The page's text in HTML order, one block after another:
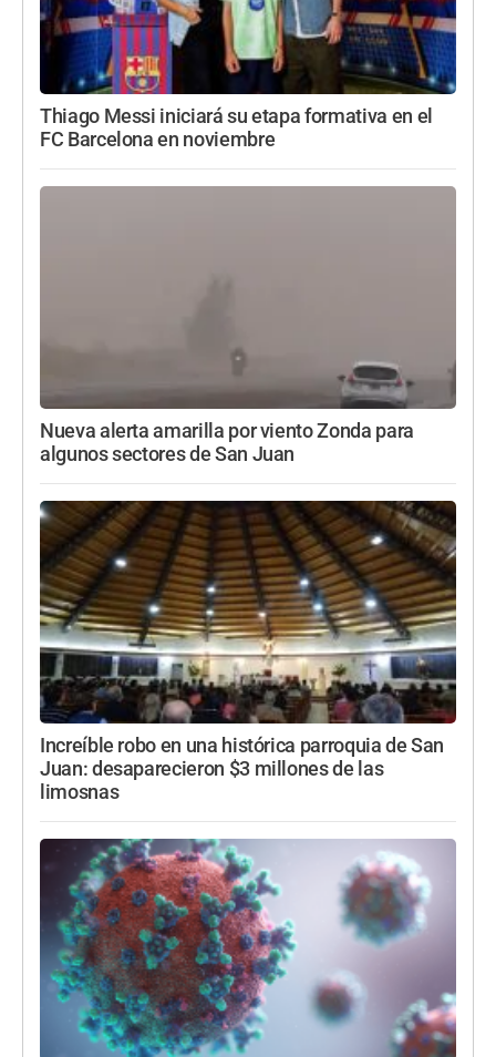
Thiago Messi iniciará su etapa formativa en el
FC Barcelona en noviembre
Nueva alerta amarilla por viento Zonda para
algunos sectores de San Juan
Increíble robo en una histórica parroquia de San
Juan: desaparecieron $3 millones de las
limosnas